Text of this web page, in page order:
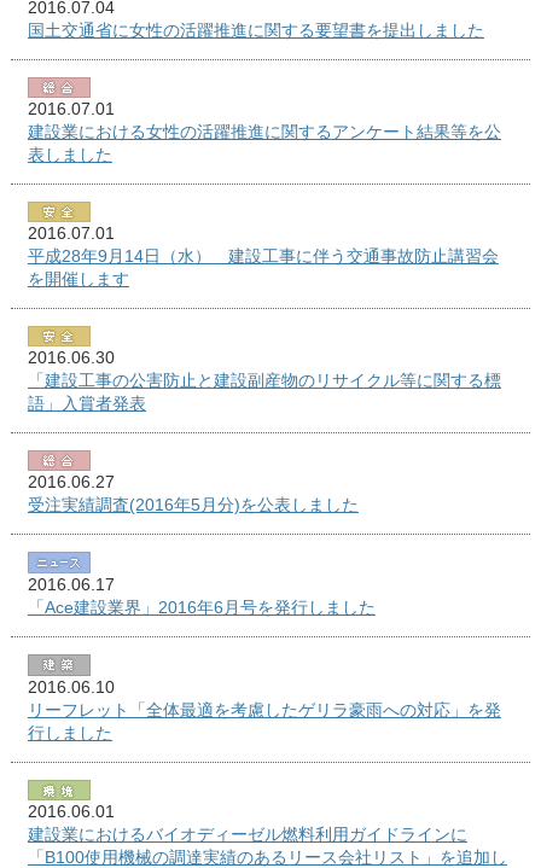
2016.07.04
国土交通省に女性の活躍推進に関する要望書を提出しました
2016.07.01
建設業における女性の活躍推進に関するアンケート結果等を公
表しました
2016.07.01
平成28年9月14日（水） 建設工事に伴う交通事故防止講習会
を開催します
2016.06.30
「建設工事の公害防止と建設副産物のリサイクル等に関する標
語」入賞者発表
2016.06.27
受注実績調査(2016年5月分)を公表しました
2016.06.17
「Ace建設業界」2016年6月号を発行しました
2016.06.10
リーフレット「全体最適を考慮したゲリラ豪雨への対応」を発
行しました
2016.06.01
建設業におけるバイオディーゼル燃料利用ガイドラインに
「B100使用機械の調達実績のあるリース会社リスト」を追加し